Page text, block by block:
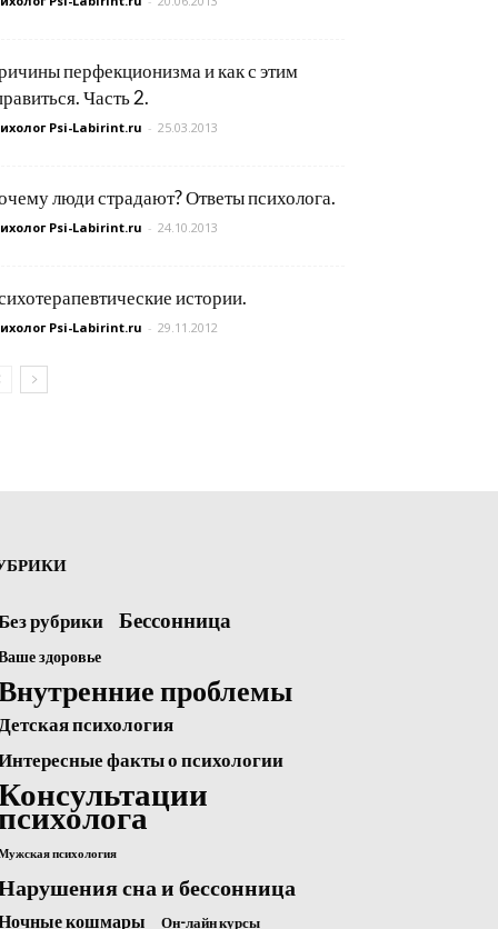
перфекционизма и как с этим
Часть 2.
Psi-Labirint.ru - 25.03.2013
люди страдают? Ответы психолога.
Psi-Labirint.ru - 24.10.2013
истории.
Psi-Labirint.ru - 29.11.2012
рубрики Бессонница
здоровье
проблемы
психология
факты о психологии
психология
сна и бессонница
кошмары Он-лайн курсы